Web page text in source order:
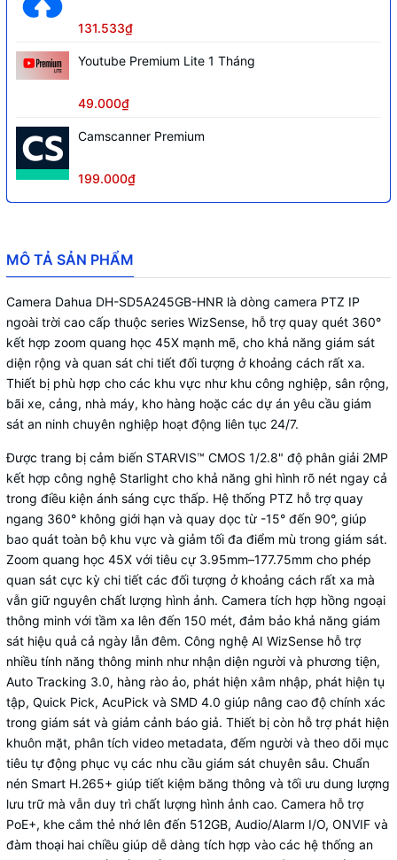
Ngược sáng thực WDR(120dB), chế độ
(3D-DNR), tự động lấy nét (PFA)
Tầm xa hồng ngoại
Zoom quang học 45X (3.95 mm–177.75
Chống
sét 6000V, chống sét lan truyền
Điện áp
DC24V/2.5A, PoE+ , công suất 10W,
22W (IR on)
131.533₫
Youtube Premium Lite 1 Tháng
49.000₫
Camscanner Premium
199.000₫
MÔ TẢ SẢN PHẨM
Camera Dahua DH-SD5A245GB-HNR là dòng camera PTZ IP
ngoài trời cao cấp thuộc series WizSense, hỗ trợ quay quét 360°
kết hợp zoom quang học 45X mạnh mẽ, cho khả năng giám sát
diện rộng và quan sát chi tiết đối tượng ở khoảng cách rất xa.
Thiết bị phù hợp cho các khu vực như khu công nghiệp, sân rộng,
bãi xe, cảng, nhà máy, kho hàng hoặc các dự án yêu cầu giám
sát an ninh chuyên nghiệp hoạt động liên tục 24/7.
Được trang bị cảm biến STARVIS™ CMOS 1/2.8" độ phân giải 2MP
kết hợp công nghệ Starlight cho khả năng ghi hình rõ nét ngay cả
trong điều kiện ánh sáng cực thấp. Hệ thống PTZ hỗ trợ quay
ngang 360° không giới hạn và quay dọc từ -15° đến 90°, giúp
bao quát toàn bộ khu vực và giảm tối đa điểm mù trong giám sát.
Zoom quang học 45X với tiêu cự 3.95mm–177.75mm cho phép
quan sát cực kỳ chi tiết các đối tượng ở khoảng cách rất xa mà
vẫn giữ nguyên chất lượng hình ảnh. Camera tích hợp hồng ngoại
thông minh với tầm xa lên đến 150 mét, đảm bảo khả năng giám
sát hiệu quả cả ngày lẫn đêm. Công nghệ AI WizSense hỗ trợ
nhiều tính năng thông minh như nhận diện người và phương tiện,
Auto Tracking 3.0, hàng rào ảo, phát hiện xâm nhập, phát hiện tụ
tập, Quick Pick, AcuPick và SMD 4.0 giúp nâng cao độ chính xác
trong giám sát và giảm cảnh báo giả. Thiết bị còn hỗ trợ phát hiện
khuôn mặt, phân tích video metadata, đếm người và theo dõi mục
tiêu tự động phục vụ các nhu cầu giám sát chuyên sâu. Chuẩn
nén Smart H.265+ giúp tiết kiệm băng thông và tối ưu dung lượng
lưu trữ mà vẫn duy trì chất lượng hình ảnh cao. Camera hỗ trợ
PoE+, khe cắm thẻ nhớ lên đến 512GB, Audio/Alarm I/O, ONVIF và
đàm thoại hai chiều giúp dễ dàng tích hợp vào các hệ thống an